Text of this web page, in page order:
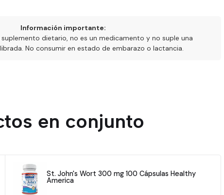
Información importante:
dietario, no es un medicamento y no suple una
No consumir en estado de embarazo o lactancia.
en conjunto
St. John's Wort 300 mg 100 Cápsulas Healthy
America